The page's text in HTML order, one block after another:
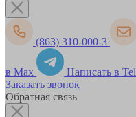
(863) 310-000-3
в Max
Написать в
Заказать звонок
Обратная связь